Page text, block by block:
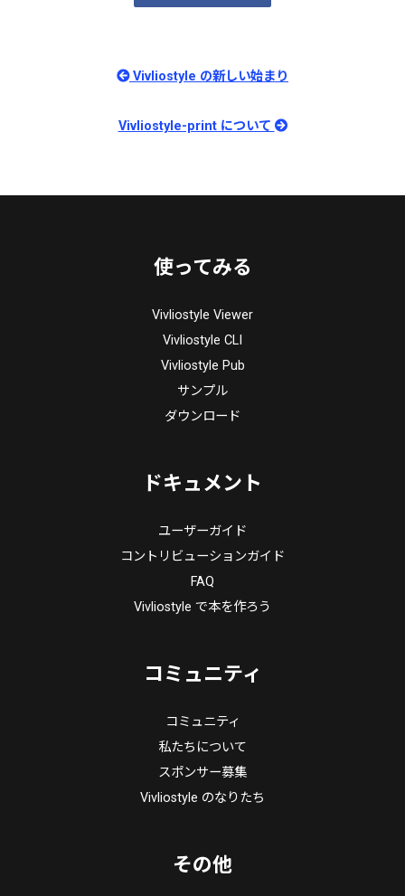
Vivliostyle の新しい始まり
Vivliostyle-print について
使ってみる
Vivliostyle Viewer
Vivliostyle CLI
Vivliostyle Pub
サンプル
ダウンロード
ドキュメント
ユーザーガイド
コントリビューションガイド
FAQ
Vivliostyle で本を作ろう
コミュニティ
コミュニティ
私たちについて
スポンサー募集
Vivliostyle のなりたち
その他